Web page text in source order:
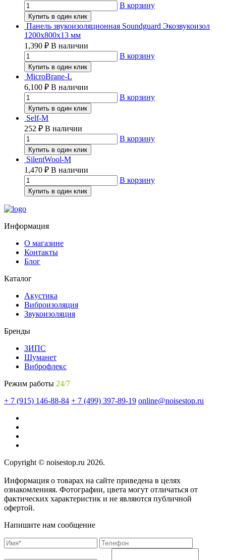
В корзину
Купить в один клик
Панель звукоизоляционная Soundguard Экозвукоизол
1200х800х13 мм
1,390 ₽ В наличии
В корзину
Купить в один клик
MicroBrane-L
6,100 ₽ В наличии
В корзину
Купить в один клик
Self-M
252 ₽ В наличии
В корзину
Купить в один клик
SilentWool-M
1,470 ₽ В наличии
В корзину
Купить в один клик
Информация
О магазине
Контакты
Блог
Каталог
Акустика
Виброизоляция
Звукоизоляция
Бренды
ЗИПС
Шуманет
Виброфлекс
Режим работы 24/7
+ 7 (915) 146-88-84 + 7 (499) 397-89-19 online@noisestop.ru
Copyright © noisestop.ru 2026.
Информация о товарах на сайте приведена в целях
ознакомленияя. Фотографии, цвета могут отличаться от
фактических характеристик и не являются публичной
офертой.
Напишите нам сообщение